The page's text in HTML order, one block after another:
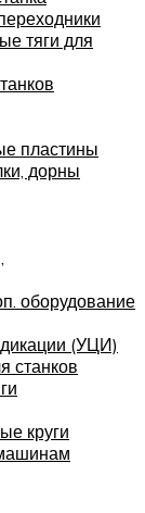
тяги для
пластины
дорны
оборудование
(УЦИ)
станков
круги